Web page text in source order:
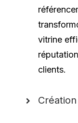
vitrine
clients.